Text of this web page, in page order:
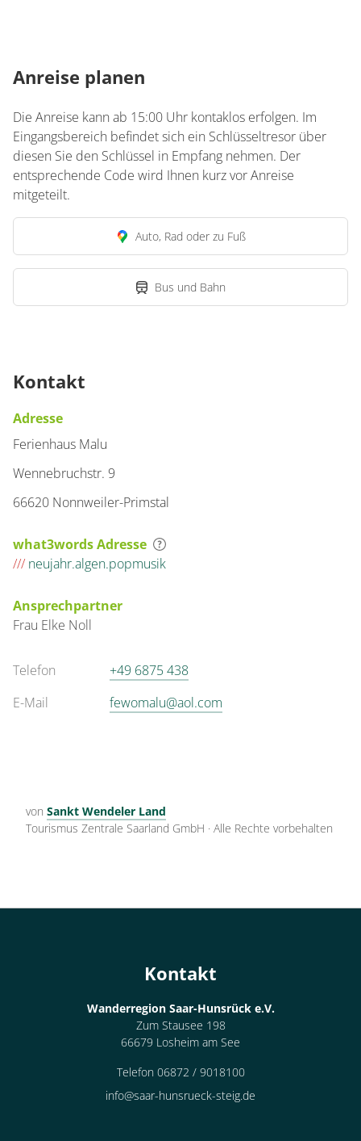
Anreise planen
Die Anreise kann ab 15:00 Uhr kontaklos erfolgen. Im
Eingangsbereich befindet sich ein Schlüsseltresor über
diesen Sie den Schlüssel in Empfang nehmen. Der
entsprechende Code wird Ihnen kurz vor Anreise
mitgeteilt.
Auto, Rad oder zu Fuß
Bus und Bahn
Kontakt
Adresse
Ferienhaus Malu
Wennebruchstr. 9
66620 Nonnweiler-Primstal
what3words Adresse
/// neujahr.algen.popmusik
Ansprechpartner
Frau Elke Noll
Telefon
+49 6875 438
E-Mail
fewomalu@aol.com
von Sankt Wendeler Land
Tourismus Zentrale Saarland GmbH · Alle Rechte vorbehalten
Kontakt
Wanderregion Saar-Hunsrück e.V.
Zum Stausee 198
66679 Losheim am See
Telefon 06872 / 9018100
info@saar-hunsrueck-steig.de